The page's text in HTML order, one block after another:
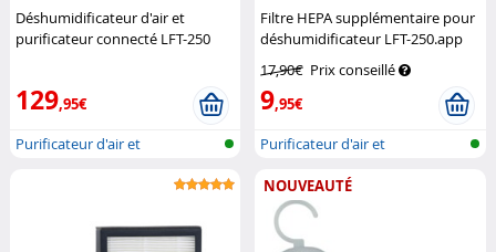
Déshumidificateur d'air et
purificateur connecté LFT-250
129,95€
Purificateur d'air et
Filtre HEPA supplémentaire pour
déshumidificateur LFT-250.app
Sichler Haushaltsgeräte
17,90€ Prix conseillé
9,95€
Purificateur d'air et
NOUVEAUTÉ